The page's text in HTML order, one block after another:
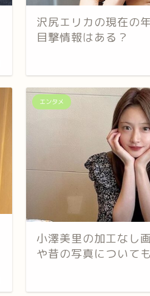
沢尻エリカの現在の
目撃情報はある？
エンタメ
小澤美里の加工なし
や昔の写真についても